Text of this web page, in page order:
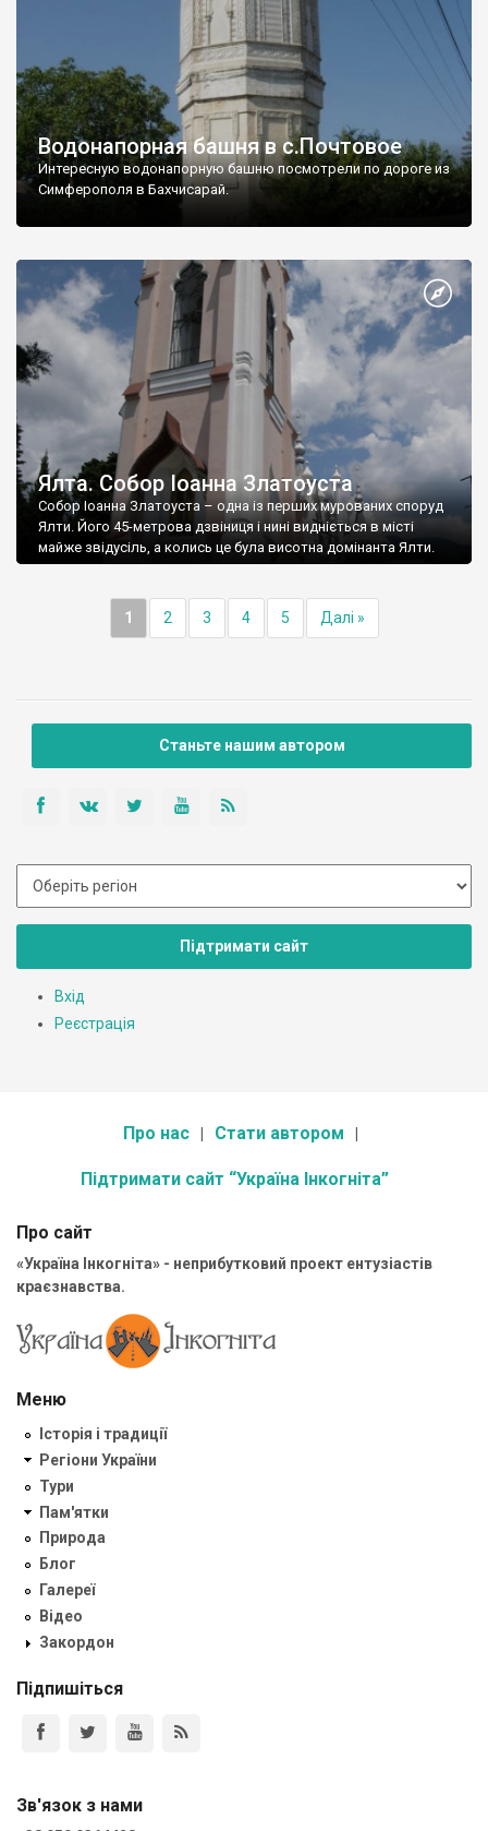
Водонапорная башня в с.Почтовое
Интересную водонапорную башню посмотрели по дороге из
Симферополя в Бахчисарай.
Ялта. Собор Іоанна Златоуста
Собор Іоанна Златоуста – одна із перших мурованих споруд
Ялти. Його 45-метрова дзвіниця і нині видніється в місті
майже звідусіль, а колись це була висотна домінанта Ялти.
1 2 3 4 5 Далі »
Станьте нашим автором
Підтримати сайт
Вхід
Реєстрація
Про нас Стати автором
Підтримати сайт “Україна Інкогніта”
Про сайт
«Україна Інкогніта» - неприбутковий проект ентузіастів
краєзнавства.
Меню
Історія і традиції
Регіони України
Тури
Пам'ятки
Природа
Блог
Галереї
Відео
Закордон
Підпишіться
Зв'язок з нами